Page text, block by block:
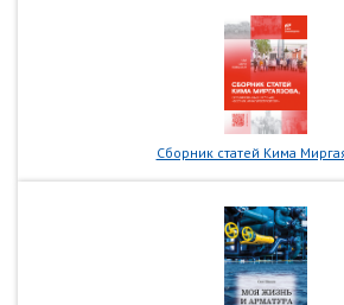
Сборник статей Кима